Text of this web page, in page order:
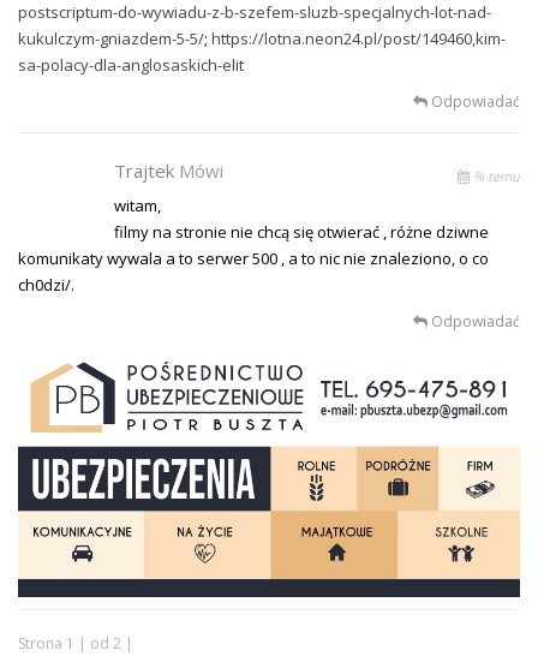
postscriptum-do-wywiadu-z-b-szefem-sluzb-specjalnych-lot-nad-
kukulczym-gniazdem-5-5/; https://lotna.neon24.pl/post/149460,kim-
sa-polacy-dla-anglosaskich-elit
Odpowiadać
Trajtek Mówi % temu
witam,
filmy na stronie nie chcą się otwierać , różne dziwne
komunikaty wywala a to serwer 500 , a to nic nie znaleziono, o co
ch0dzi/.
Odpowiadać
Strona 1 | od 2 |